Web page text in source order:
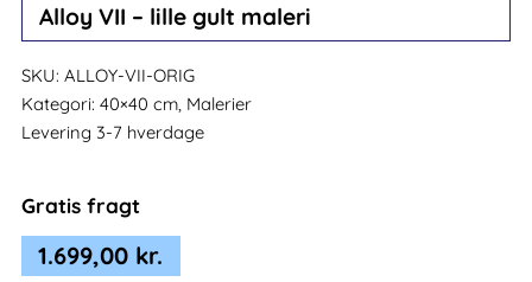
Alloy VII – lille gult maleri
SKU: ALLOY-VII-ORIG
Kategori: 40×40 cm, Malerier
Levering 3-7 hverdage
Gratis fragt
1.699,00 kr.